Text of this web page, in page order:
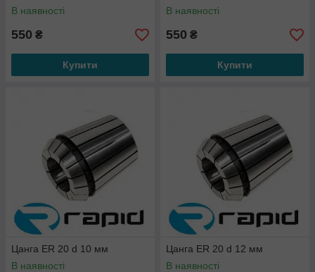
В наявності
550 ₴
Купити
В наявності
550 ₴
Купити
Цанга ER 20 d 10 мм
В наявності
Цанга ER 20 d 12 мм
В наявності